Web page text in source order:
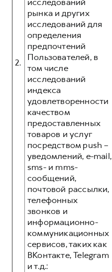
2.
рынка и других
исследований для
определения
предпочтений
Пользователей, в
том числе
исследований
индекса
удовлетворенности
качеством
предоставленных
товаров и услуг
посредством push –
уведомлений, e-mail,
sms- и mms-
сообщений,
почтовой рассылки,
телефонных
звонков и
информационно-
коммуникационных
сервисов, таких как
ВКонтакте, Telegram
и т.д.: